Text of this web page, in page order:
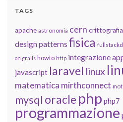
TAGS
apache astronomia cern crittografia
design patterns fisica
on grails howto http integrazione
javascript laravel linux
matematica mirthconnect
mysql oracle php php7
programmazione